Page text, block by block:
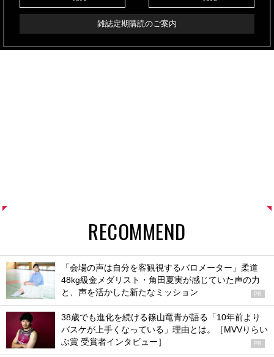
雑誌定期購読のご案内
RECOMMEND
「会場の声は自分を客観視するバロメーター」柔道
48kg級金メダリスト・角田夏実が感じていた声の力
と、声を活かした新たなミッション
PR
38歳でも進化を続ける篠山竜青が語る「10年前より
バスケが上手くなっている」理由とは。［MVVりらい
ぶ賞 受賞者インタビュー］
PR